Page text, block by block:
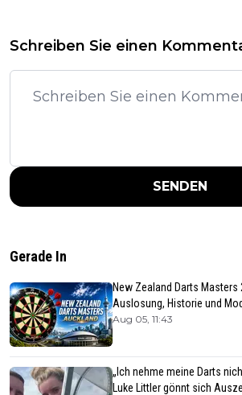
Schreiben Sie einen
SENDEN
Gerade In
New Zealand Darts Masters
Auslosung, Historie und
Aug 05, 11:43
„Ich nehme meine Darts
Luke Littler gönnt sich